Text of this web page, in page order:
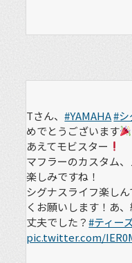
Tさん、#YAMAHA#シ
めでとうございます
あえてモビスター
マフラーのカスタム
楽しみですね！
シグナスライフ楽し
くお願いします！あ
丈夫でした？#ティー
pic.twitter.com/